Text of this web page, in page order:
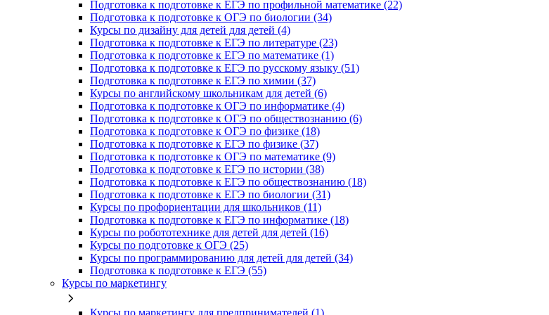
Подготовка к подготовке к ЕГЭ по профильной математике (22)
Подготовка к подготовке к ОГЭ по биологии (34)
Курсы по дизайну для детей для детей (4)
Подготовка к подготовке к ЕГЭ по литературе (23)
Подготовка к подготовке к ЕГЭ по математике (1)
Подготовка к подготовке к ЕГЭ по русскому языку (51)
Подготовка к подготовке к ЕГЭ по химии (37)
Курсы по английскому школьникам для детей (6)
Подготовка к подготовке к ОГЭ по информатике (4)
Подготовка к подготовке к ОГЭ по обществознанию (6)
Подготовка к подготовке к ОГЭ по физике (18)
Подготовка к подготовке к ЕГЭ по физике (37)
Подготовка к подготовке к ОГЭ по математике (9)
Подготовка к подготовке к ЕГЭ по истории (38)
Подготовка к подготовке к ЕГЭ по обществознанию (18)
Подготовка к подготовке к ЕГЭ по биологии (31)
Курсы по профориентации для школьников (11)
Подготовка к подготовке к ЕГЭ по информатике (18)
Курсы по робототехнике для детей для детей (16)
Курсы по подготовке к ОГЭ (25)
Курсы по программированию для детей для детей (34)
Подготовка к подготовке к ЕГЭ (55)
Курсы по маркетингу